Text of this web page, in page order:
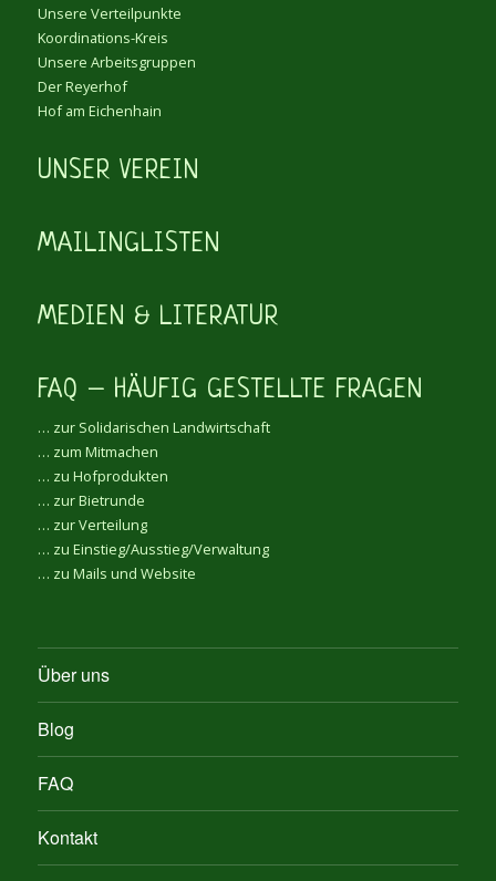
Unsere Verteilpunkte
Koordinations-Kreis
Unsere Arbeitsgruppen
Der Reyerhof
Hof am Eichenhain
UNSER VEREIN
MAILINGLISTEN
MEDIEN & LITERATUR
FAQ – HÄUFIG GESTELLTE FRAGEN
… zur Solidarischen Landwirtschaft
… zum Mitmachen
… zu Hofprodukten
… zur Bietrunde
… zur Verteilung
… zu Einstieg/Ausstieg/Verwaltung
… zu Mails und Website
Über uns
Blog
FAQ
Kontakt